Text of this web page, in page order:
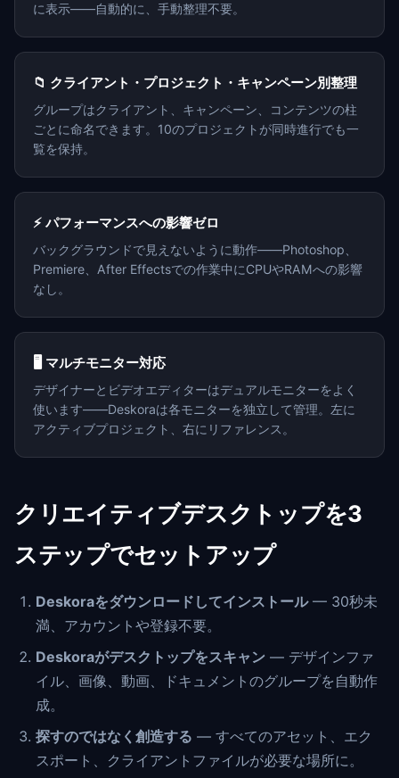
に表示——自動的に、手動整理不要。
📁 クライアント・プロジェクト・キャンペーン別整理
グループはクライアント、キャンペーン、コンテンツの柱
ごとに命名できます。10のプロジェクトが同時進行でも一
覧を保持。
⚡ パフォーマンスへの影響ゼロ
バックグラウンドで見えないように動作——Photoshop、
Premiere、After Effectsでの作業中にCPUやRAMへの影響
なし。
🖥️ マルチモニター対応
デザイナーとビデオエディターはデュアルモニターをよく
使います——Deskoraは各モニターを独立して管理。左に
アクティブプロジェクト、右にリファレンス。
クリエイティブデスクトップを3
ステップでセットアップ
Deskoraをダウンロードしてインストール— 30秒未
満、アカウントや登録不要。
Deskoraがデスクトップをスキャン — デザインファ
イル、画像、動画、ドキュメントのグループを自動作
成。
探すのではなく創造する — すべてのアセット、エク
スポート、クライアントファイルが必要な場所に。